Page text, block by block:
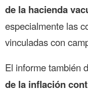
de la hacienda
especialmente las
vinculadas con
El informe también
de la inflación